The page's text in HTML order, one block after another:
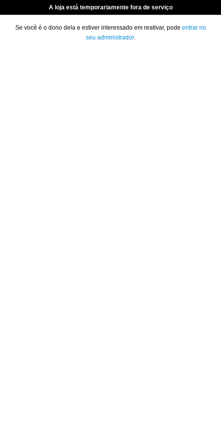
A loja está temporariamente fora de serviço
Se você é o dono dela e estiver interessado em reativar, pode entrar no
seu administrador.